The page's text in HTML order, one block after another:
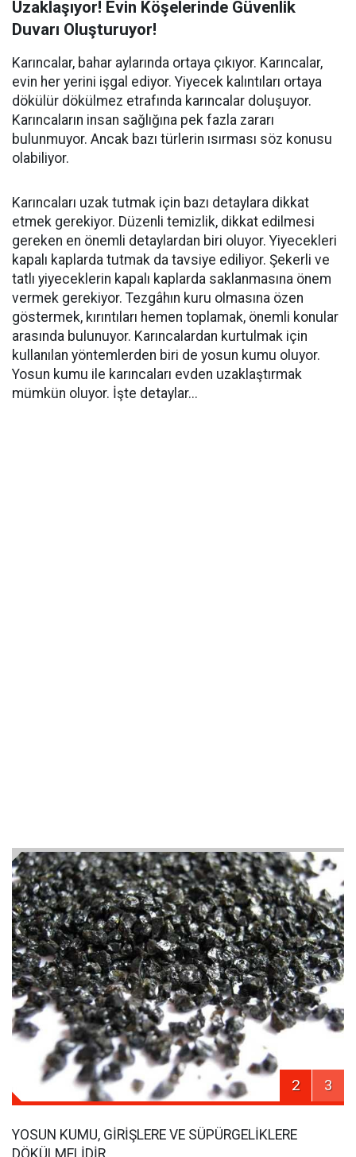
Uzaklaşıyor! Evin Köşelerinde Güvenlik
Duvarı Oluşturuyor!
Karıncalar, bahar aylarında ortaya çıkıyor. Karıncalar,
evin her yerini işgal ediyor. Yiyecek kalıntıları ortaya
dökülür dökülmez etrafında karıncalar doluşuyor.
Karıncaların insan sağlığına pek fazla zararı
bulunmuyor. Ancak bazı türlerin ısırması söz konusu
olabiliyor.
Karıncaları uzak tutmak için bazı detaylara dikkat
etmek gerekiyor. Düzenli temizlik, dikkat edilmesi
gereken en önemli detaylardan biri oluyor. Yiyecekleri
kapalı kaplarda tutmak da tavsiye ediliyor. Şekerli ve
tatlı yiyeceklerin kapalı kaplarda saklanmasına önem
vermek gerekiyor. Tezgâhın kuru olmasına özen
göstermek, kırıntıları hemen toplamak, önemli konular
arasında bulunuyor. Karıncalardan kurtulmak için
kullanılan yöntemlerden biri de yosun kumu oluyor.
Yosun kumu ile karıncaları evden uzaklaştırmak
mümkün oluyor. İşte detaylar...
2 3
YOSUN KUMU, GİRİŞLERE VE SÜPÜRGELİKLERE
DÖKÜLMELİDİR